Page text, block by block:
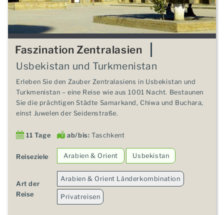
Faszination Zentralasien
Usbekistan und Turkmenistan
Erleben Sie den Zauber Zentralasiens in Usbekistan und
Turkmenistan – eine Reise wie aus 1001 Nacht. Bestaunen
Sie die prächtigen Städte Samarkand, Chiwa und Buchara,
einst Juwelen der Seidenstraße.
11 Tage ab/bis: Taschkent
Reiseziele Arabien & Orient Usbekistan
Art der
Reise
Arabien & Orient Länderkombination
Privatreisen